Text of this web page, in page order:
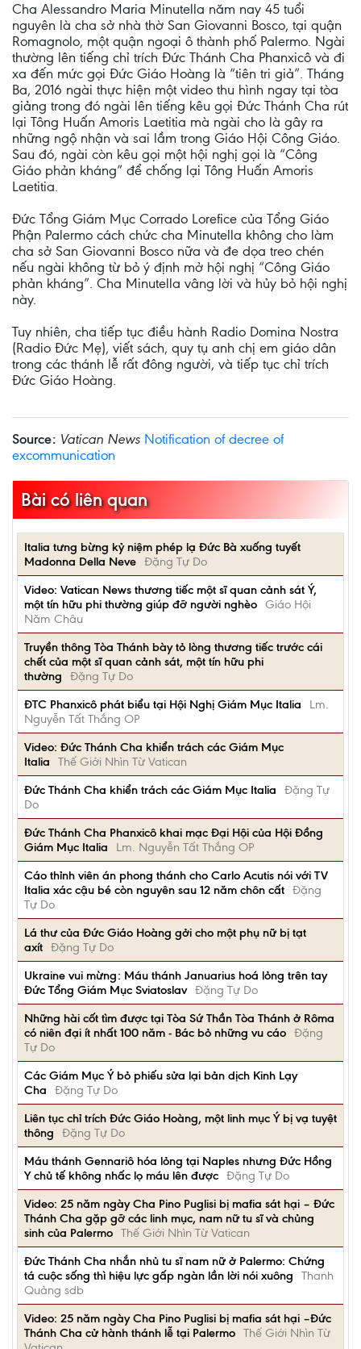
Cha Alessandro Maria Minutella năm nay 45 tuổi
nguyên là cha sở nhà thờ San Giovanni Bosco, tại quận
Romagnolo, một quận ngoại ô thành phố Palermo. Ngài
thường lên tiếng chỉ trích Đức Thánh Cha Phanxicô và đi
xa đến mức gọi Đức Giáo Hoàng là “tiên tri giả”. Tháng
Ba, 2016 ngài thực hiện một video thu hình ngay tại tòa
giảng trong đó ngài lên tiếng kêu gọi Đức Thánh Cha rút
lại Tông Huấn Amoris Laetitia mà ngài cho là gây ra
những ngộ nhận và sai lầm trong Giáo Hội Công Giáo.
Sau đó, ngài còn kêu gọi một hội nghị gọi là “Công
Giáo phản kháng” để chống lại Tông Huấn Amoris
Laetitia.
Đức Tổng Giám Mục Corrado Lorefice của Tổng Giáo
Phận Palermo cách chức cha Minutella không cho làm
cha sở San Giovanni Bosco nữa và đe dọa treo chén
nếu ngài không từ bỏ ý định mở hội nghị “Công Giáo
phản kháng”. Cha Minutella vâng lời và hủy bỏ hội nghị
này.
Tuy nhiên, cha tiếp tục điều hành Radio Domina Nostra
(Radio Đức Mẹ), viết sách, quy tụ anh chị em giáo dân
trong các thánh lễ rất đông người, và tiếp tục chỉ trích
Đức Giáo Hoàng.
Source: Vatican News Notification of decree of
excommunication
Bài có liên quan
Italia tưng bừng kỷ niệm phép lạ Đức Bà xuống tuyết
Madonna Della Neve Đặng Tự Do
Video: Vatican News thương tiếc một sĩ quan cảnh sát Ý,
một tín hữu phi thường giúp đỡ người nghèo Giáo Hội
Năm Châu
Truyền thông Tòa Thánh bày tỏ lòng thương tiếc trước cái
chết của một sĩ quan cảnh sát, một tín hữu phi
thường
Đặng Tự Do
ĐTC Phanxicô phát biểu tại Hội Nghị Giám Mục Italia
Lm.
Nguyễn Tất Thắng OP
Video: Đức Thánh Cha khiển trách các Giám Mục
Italia
Thế Giới Nhìn Từ Vatican
Đức Thánh Cha khiển trách các Giám Mục Italia
Đặng Tự
Do
Đức Thánh Cha Phanxicô khai mạc Đại Hội của Hội Đồng
Giám Mục Italia
Lm. Nguyễn Tất Thắng OP
Cáo thỉnh viên án phong thánh cho Carlo Acutis nói với TV
Italia xác cậu bé còn nguyên sau 12 năm chôn cất Đặng
Tự Do
Lá thư của Đức Giáo Hoàng gởi cho một phụ nữ bị tạt
axít Đặng Tự Do
Ukraine vui mừng: Máu thánh Januarius hoá lỏng trên tay
Đức Tổng Giám Mục Sviatoslav Đặng Tự Do
Những hài cốt tìm được tại Tòa Sứ Thần Tòa Thánh ở Rôma
có niên đại ít nhất 100 năm - Bác bỏ những vu cáo Đặng
Tự Do
Các Giám Mục Ý bỏ phiếu sửa lại bản dịch Kinh Lạy
Cha
Đặng Tự Do
Liên tục chỉ trích Đức Giáo Hoàng, một linh mục Ý bị vạ tuyệt
thông
Đặng Tự Do
Máu thánh Gennariô hóa lỏng tại Naples nhưng Đức Hồng
Y chủ tế không nhấc lọ máu lên được Đặng Tự Do
Video: 25 năm ngày Cha Pino Puglisi bị mafia sát hại – Đức
Thánh Cha gặp gỡ các linh mục, nam nữ tu sĩ và chủng
sinh của Palermo Thế Giới Nhìn Từ Vatican
Đức Thánh Cha nhắn nhủ tu sĩ nam nữ ở Palermo: Chứng
tá cuộc sống thì hiệu lực gấp ngàn lần lời nói xuông
Thanh
Quảng sdb
Video: 25 năm ngày Cha Pino Puglisi bị mafia sát hại –Đức
Thánh Cha cử hành thánh lễ tại Palermo Thế Giới Nhìn Từ